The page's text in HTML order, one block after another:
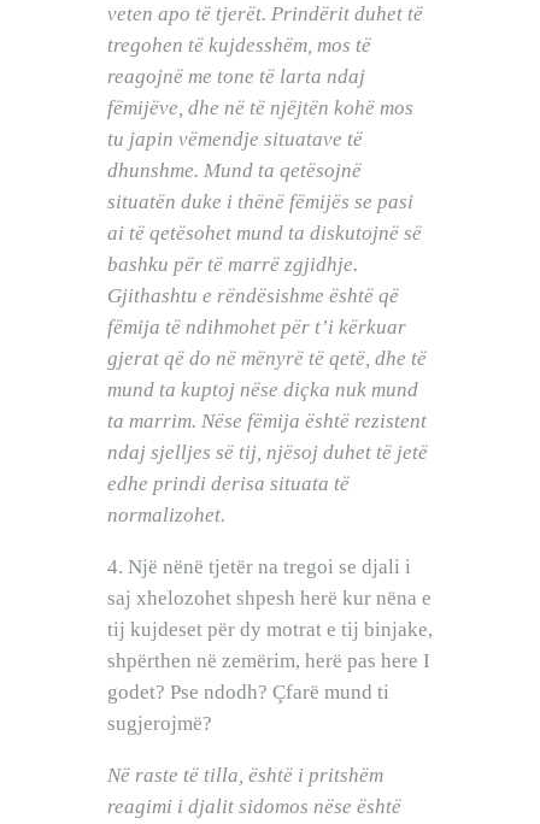
veten apo të tjerët. Prindërit duhet të
tregohen të kujdesshëm, mos të
reagojnë me tone të larta ndaj
fëmijëve, dhe në të njëjtën kohë mos
tu japin vëmendje situatave të
dhunshme. Mund ta qetësojnë
situatën duke i thënë fëmijës se pasi
ai të qetësohet mund ta diskutojnë së
bashku për të marrë zgjidhje.
Gjithashtu e rëndësishme është që
fëmija të ndihmohet për t’i kërkuar
gjerat që do në mënyrë të qetë, dhe të
mund ta kuptoj nëse diçka nuk mund
ta marrim. Nëse fëmija është rezistent
ndaj sjelljes së tij, njësoj duhet të jetë
edhe prindi derisa situata të
normalizohet.
4. Një nënë tjetër na tregoi se djali i
saj xhelozohet shpesh herë kur nëna e
tij kujdeset për dy motrat e tij binjake,
shpërthen në zemërim, herë pas here I
godet? Pse ndodh? Çfarë mund ti
sugjerojmë?
Në raste të tilla, është i pritshëm
reagimi i djalit sidomos nëse është